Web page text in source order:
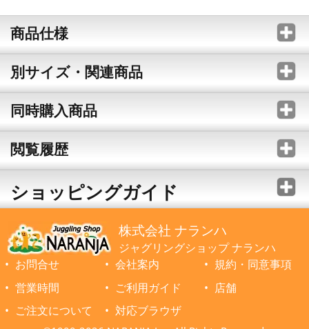
商品仕様
別サイズ・関連商品
同時購入商品
閲覧履歴
ショッピングガイド
株式会社 ナランハ
ジャグリングショップ ナランハ
お問合せ
会社案内
規約・同意事項
営業時間
ご利用ガイド
店舗
ご注文について
対応ブラウザ